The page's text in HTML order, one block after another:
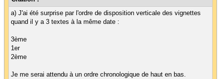
a) J'ai été surprise par l'ordre de disposition verticale des vignettes
quand il y a 3 textes à la même date :
3ème
1er
2ème
Je me serai attendu à un ordre chronologique de haut en bas.